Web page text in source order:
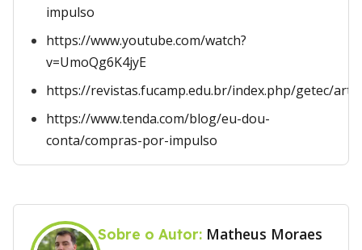
impulso
https://www.youtube.com/watch?
v=UmoQg6K4jyE
https://revistas.fucamp.edu.br/index.php/getec/
https://www.tenda.com/blog/eu-dou-
conta/compras-por-impulso
Sobre o Autor: Matheus Moraes